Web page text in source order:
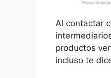
Al contactar
productos
incluso te